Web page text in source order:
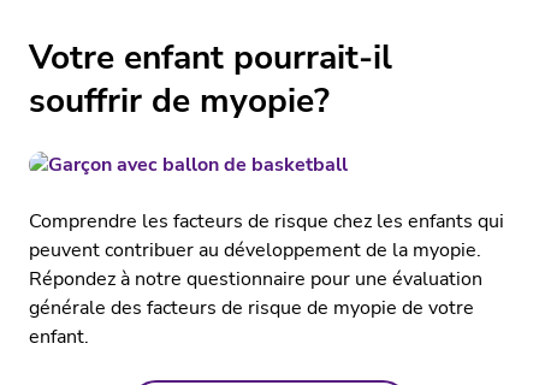
Votre enfant pourrait-il
souffrir de myopie?
Comprendre les facteurs de risque chez les enfants qui
peuvent contribuer au développement de la myopie.
Répondez à notre questionnaire pour une évaluation
générale des facteurs de risque de myopie de votre
enfant.